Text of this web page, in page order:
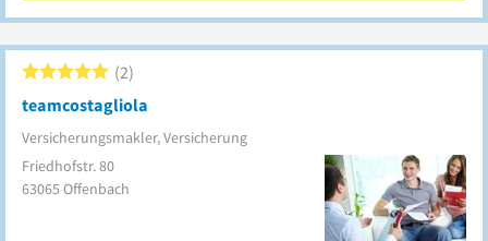
teamcostagliola
Versicherungsmakler, Versicherung
2
Friedhofstr. 80
63065Offenbach